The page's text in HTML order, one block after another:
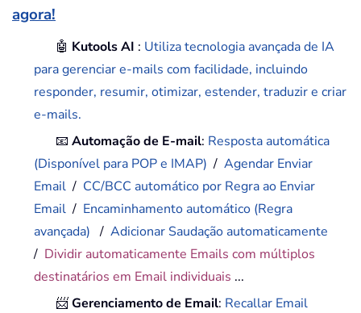
agora!
🤖 Kutools AI : Utiliza tecnologia avançada de IA
para gerenciar e-mails com facilidade, incluindo
responder, resumir, otimizar, estender, traduzir e criar
e-mails.
📧Automação de E-mail: Resposta automática
(Disponível para POP e IMAP) /Agendar Enviar
Email / CC/BCC automático por Regra ao Enviar
Email / Encaminhamento automático (Regra
avançada) /Adicionar Saudação automaticamente
/ Dividir automaticamente Emails com múltiplos
destinatários em Email individuais ...
📨Gerenciamento de Email: Recallar Email